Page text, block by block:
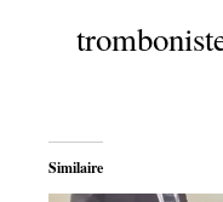
Similaire